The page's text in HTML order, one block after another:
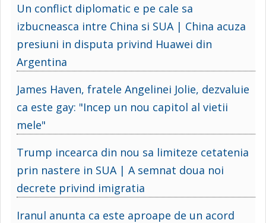
Un conflict diplomatic e pe cale sa
izbucneasca intre China si SUA | China acuza
presiuni in disputa privind Huawei din
Argentina
James Haven, fratele Angelinei Jolie, dezvaluie
ca este gay: "Incep un nou capitol al vietii
mele"
Trump incearca din nou sa limiteze cetatenia
prin nastere in SUA | A semnat doua noi
decrete privind imigratia
Iranul anunta ca este aproape de un acord